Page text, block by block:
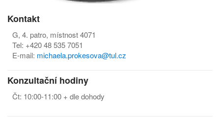
Kontakt
G, 4. patro, místnost 4071
Tel: +420 48 535 7051
E-mail: michaela.prokesova@tul.cz
Konzultační hodiny
Čt: 10:00-11:00 + dle dohody